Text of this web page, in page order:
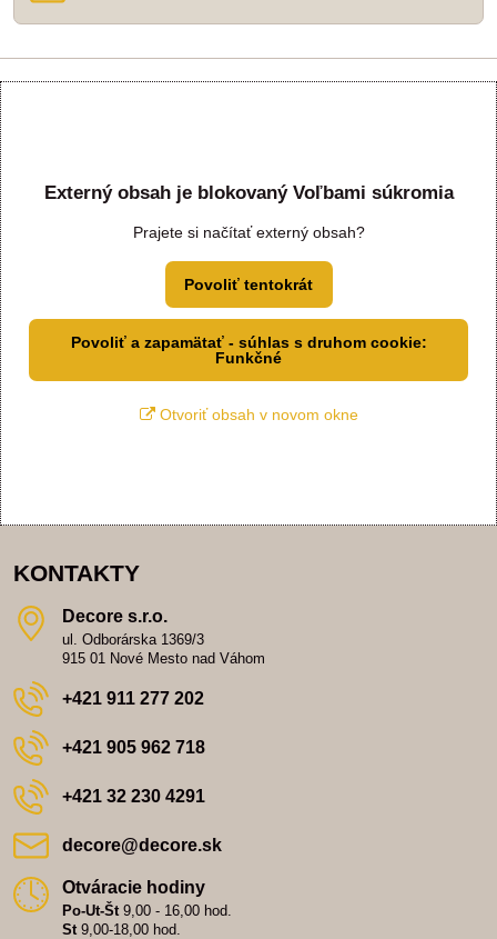
Externý obsah je blokovaný Voľbami súkromia
Prajete si načítať externý obsah?
Povoliť tentokrát
Povoliť a zapamätať - súhlas s druhom cookie:
Funkčné
Otvoriť obsah v novom okne
KONTAKTY
Decore s​.r​.o​.
ul. Odborárska 1369/3
915 01 Nové Mesto nad Váhom
+421 911 277 202
+421 905 962 718
+421 32 230 4291
decore​@decore​.sk
Otváracie hodiny
Po-Ut-Št9,00 - 16,00 hod.
St9,00-18,00 hod.